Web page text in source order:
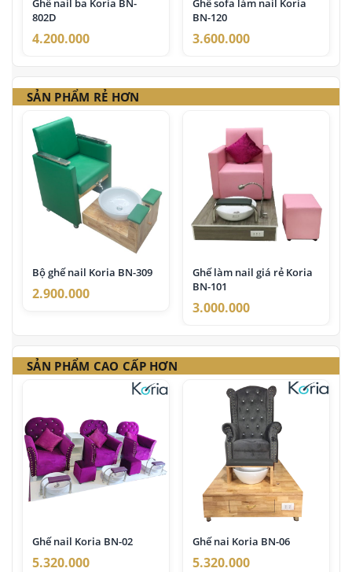
Ghế nail ba Koria BN-
802D
4.200.000
Ghế sofa làm nail Koria
BN-120
3.600.000
SẢN PHẨM RẺ HƠN
Bộ ghế nail Koria BN-309
2.900.000
Ghế làm nail giá rẻ Koria
BN-101
3.000.000
SẢN PHẨM CAO CẤP HƠN
Ghế nail Koria BN-02
5.320.000
Ghế nai Koria BN-06
5.320.000
chọn đồng hành cùng Nội Thất Minh Thi trong nhiều năm
qua.